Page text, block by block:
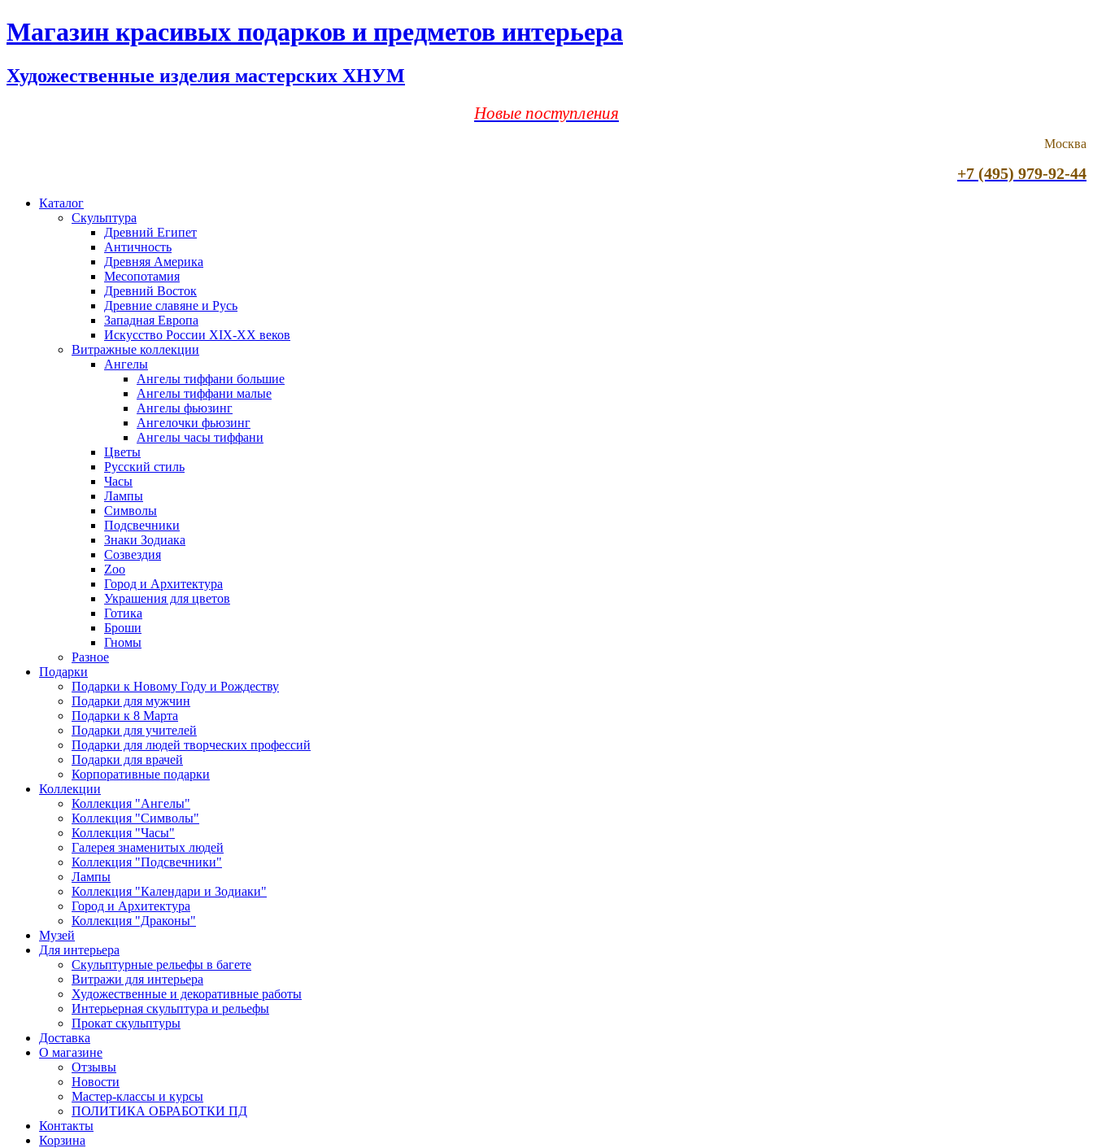
Магазин красивых подарков и предметов интерьера
Художественные изделия мастерских ХНУМ
Новые поступления
Москва
+7 (495) 979-92-44
Каталог
Скульптура
Древний Египет
Античность
Древняя Америка
Месопотамия
Древний Восток
Древние славяне и Русь
Западная Европа
Искусство России XIX-XX веков
Витражные коллекции
Ангелы
Ангелы тиффани большие
Ангелы тиффани малые
Ангелы фьюзинг
Ангелочки фьюзинг
Ангелы часы тиффани
Цветы
Русский стиль
Часы
Лампы
Символы
Подсвечники
Знаки Зодиака
Созвездия
Zoo
Город и Архитектура
Украшения для цветов
Готика
Броши
Гномы
Разное
Подарки
Подарки к Новому Году и Рождеству
Подарки для мужчин
Подарки к 8 Марта
Подарки для учителей
Подарки для людей творческих профессий
Подарки для врачей
Корпоративные подарки
Коллекции
Коллекция "Ангелы"
Коллекция "Символы"
Коллекция "Часы"
Галерея знаменитых людей
Коллекция "Подсвечники"
Лампы
Коллекция "Календари и Зодиаки"
Город и Архитектура
Коллекция "Драконы"
Музей
Для интерьера
Скульптурные рельефы в багете
Витражи для интерьера
Художественные и декоративные работы
Интерьерная скульптура и рельефы
Прокат скульптуры
Доставка
О магазине
Отзывы
Новости
Мастер-классы и курсы
ПОЛИТИКА ОБРАБОТКИ ПД
Контакты
Корзина